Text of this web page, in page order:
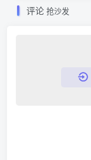
评论 抢沙发